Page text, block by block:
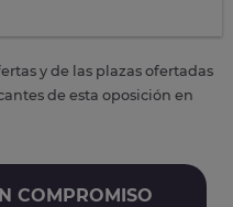
y de las plazas ofertadas
de esta oposición en
COMPROMISO